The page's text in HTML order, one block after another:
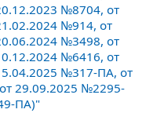
№8704, от
№914, от
№3498, от
№6416, от
№317-ПА, от
29.09.2025 №2295-
ПА)"